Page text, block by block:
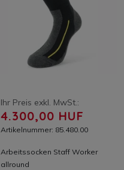
Ihr Preis exkl. MwSt.:
4.300,00 HUF
Artikelnummer: 85.480.00
Arbeitssocken Staff Worker
allround